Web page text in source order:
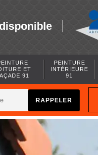
ET
91
PEINTURE
INTÉRIEURE
91